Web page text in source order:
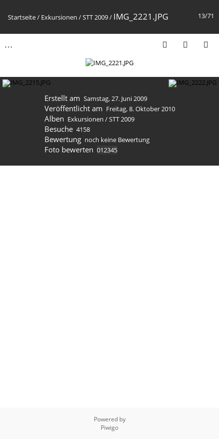
13/71
Startseite/ Exkursionen /STT 2009/ IMG_2221.JPG
Erstellt am Samstag, 27. Juni 2009
Veröffentlicht am Freitag, 8. Oktober 2010
Alben Exkursionen /STT 2009
Besuche 4158
Bewertung noch keine Bewertung
Foto bewerten
Powered by
Piwigo